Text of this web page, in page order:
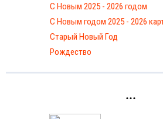
С Новым 2025 - 2026 годом
C Новым годом 2025 - 2026
Старый Новый Год
Рождество
...